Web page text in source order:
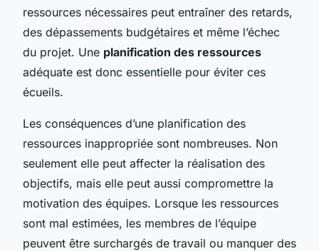
ressources nécessaires peut entraîner des retards,
des dépassements budgétaires et même l’échec
du projet. Une planification des ressources
adéquate est donc essentielle pour éviter ces
écueils.
Les conséquences d’une planification des
ressources inappropriée sont nombreuses. Non
seulement elle peut affecter la réalisation des
objectifs, mais elle peut aussi compromettre la
motivation des équipes. Lorsque les ressources
sont mal estimées, les membres de l’équipe
peuvent être surchargés de travail ou manquer des